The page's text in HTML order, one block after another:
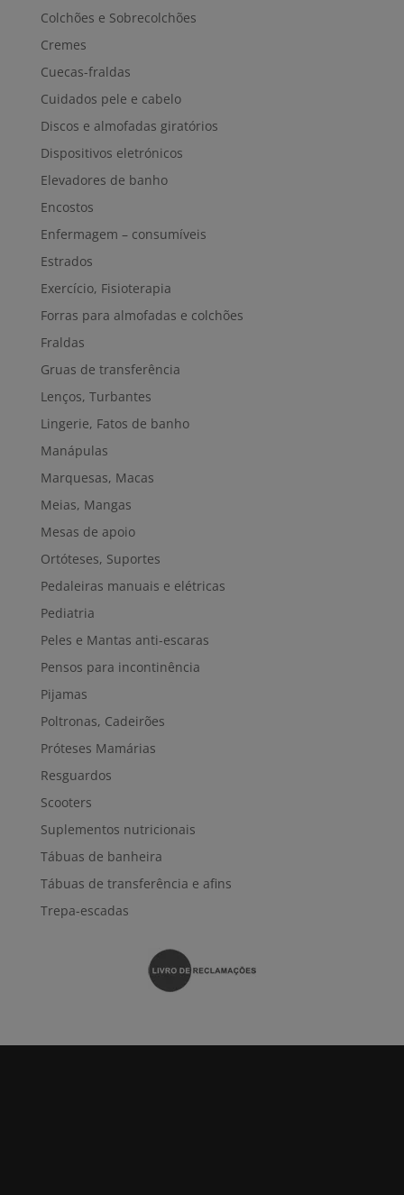
Colchões e Sobrecolchões
Cremes
Cuecas-fraldas
Cuidados pele e cabelo
Discos e almofadas giratórios
Dispositivos eletrónicos
Elevadores de banho
Encostos
Enfermagem – consumíveis
Estrados
Exercício, Fisioterapia
Forras para almofadas e colchões
Fraldas
Gruas de transferência
Lenços, Turbantes
Lingerie, Fatos de banho
Manápulas
Marquesas, Macas
Meias, Mangas
Mesas de apoio
Ortóteses, Suportes
Pedaleiras manuais e elétricas
Pediatria
Peles e Mantas anti-escaras
Pensos para incontinência
Pijamas
Poltronas, Cadeirões
Próteses Mamárias
Resguardos
Scooters
Suplementos nutricionais
Tábuas de banheira
Tábuas de transferência e afins
Trepa-escadas